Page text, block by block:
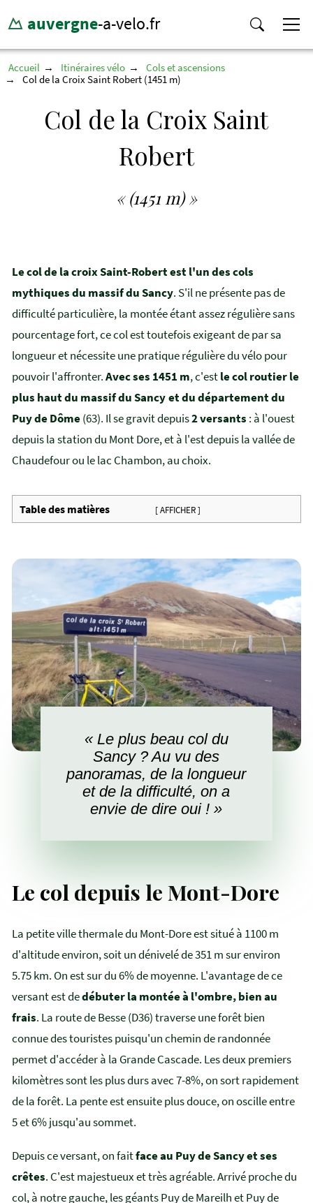
auvergne-a-velo.fr
Accueil Itinéraires vélo
Cols et ascensions
Col de la Croix Saint Robert (1451 m)
Col de la Croix Saint
Robert
« (1451 m) »
Le col de la croix Saint-Robert est l'un des cols
mythiques du massif du Sancy. S'il ne présente pas de
difficulté particulière, la montée étant assez régulière sans
pourcentage fort, ce col est toutefois exigeant de par sa
longueur et nécessite une pratique régulière du vélo pour
pouvoir l'affronter.Avec ses 1451 m, c'estle col routier le
plus haut du massif du Sancy et du département du
Puy de Dôme(63). Il se gravit depuis2 versants : à l'ouest
depuis la station du Mont Dore, et à l'est depuis la vallée de
Chaudefour ou le lac Chambon, au choix.
Table des matières [ AFFICHER ]
« Le plus beau col du
Sancy ? Au vu des
panoramas, de la longueur
et de la difficulté, on a
envie de dire oui ! »
Le col depuis le Mont-Dore
La petite ville thermale du Mont-Dore est situé à 1100 m
d'altitude environ, soit un dénivelé de 351 m sur environ
5.75 km. On est sur du 6% de moyenne. L'avantage de ce
versant est dedébuter la montée à l'ombre, bien au
frais. La route de Besse (D36) traverse une forêt bien
connue des touristes puisqu'un chemin de randonnée
permet d'accéder à la Grande Cascade. Les deux premiers
kilomètres sont les plus durs avec 7-8%, on sort rapidement
de la forêt. La pente est ensuite plus douce, on oscille entre
5 et 6% jusqu'au sommet.
Depuis ce versant, on faitface au Puy de Sancy et ses
crêtes. C'est majestueux et très agréable. Arrivé proche du
col, à notre gauche, les géants Puy de Mareilh et Puy de